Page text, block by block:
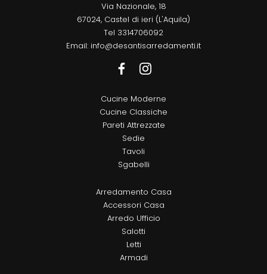
Via Nazionale, 18
67024, Castel di ieri (L'Aquila)
Tel 3314706092
Email: info@desantisarredamenti.it
Cucine Moderne
Cucine Classiche
Pareti Attrezzate
Sedie
Tavoli
Sgabelli
Arredamento Casa
Accessori Casa
Arredo Ufficio
Salotti
Letti
Armadi